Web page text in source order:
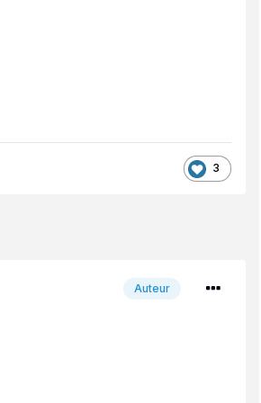
3
Auteur